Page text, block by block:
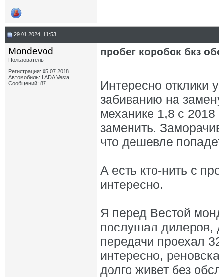
29.01.2024, 11:53
Mondevod
Пользователь
Регистрация: 05.07.2018
Автомобиль: LADA Vesta
Сообщений: 87
пробег коробок бкз
Интересно отклики
забиванию на
механике 1,8 с
заменить.
что дешевле
А есть кто-нить с
интересно.
Я перед Вестой
послушал дилеров,
передачи проехал
интересно,
долго живет без